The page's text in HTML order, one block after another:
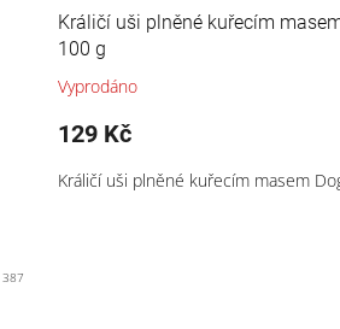
Králičí uši plněné kuřecím
100 g
Vyprodáno
129 Kč
Králičí uši plněné kuřecím masem
387